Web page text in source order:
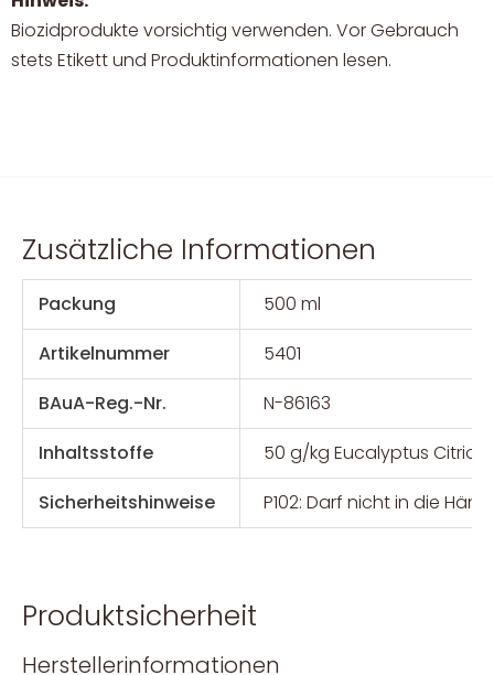
Biozidprodukte vorsichtig verwenden. Vor Gebrauch
stets Etikett und Produktinformationen lesen.
Zusätzliche Informationen
Packung
500 ml
Artikelnummer
5401
BAuA-Reg.-Nr.
N-86163
Inhaltsstoffe
50 g/kg Eucalyptus
Sicherheitshinweise
P102: Darf nicht in die
Produktsicherheit
Herstellerinformationen